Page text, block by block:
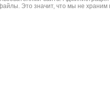
Это значит, что мы не